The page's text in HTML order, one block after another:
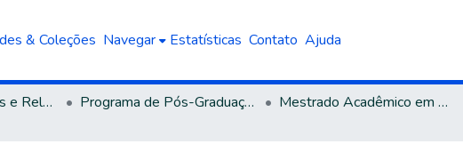
& Coleções Navegar Estatísticas Contato Ajuda
Teses, Dissertações e Relatórios defendidos na UCS Programa de Pós-Graduação em Biotecnologia
Mestrado Acadêmico em Biotecnologia